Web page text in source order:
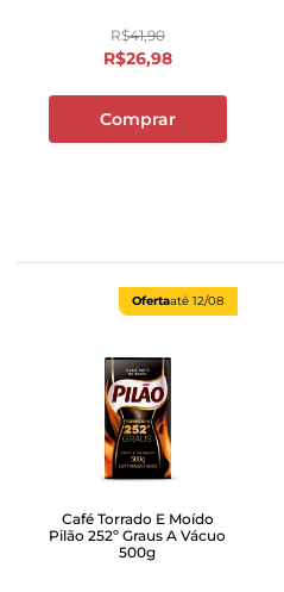
R$41,90
R$26,98
Comprar
Ofertaaté 12/08
Café Torrado E Moído
Pilão 252º Graus A Vácuo
500g